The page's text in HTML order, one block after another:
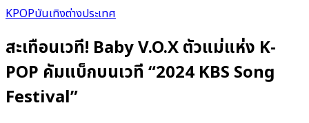
KPOPบันเทิงต่างประเทศ
สะเทือนเวที! Baby V.O.X ตัวแม่แห่ง K-
POP คัมแบ็กบนเวที “2024 KBS Song
Festival”